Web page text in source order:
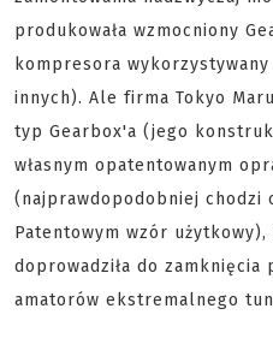
produkowała wzmocniony
kompresora wykorzystywany
innych). Ale firma Tokyo
typ Gearbox'a (jego
własnym opatentowanym
(najprawdopodobniej chodzi
Patentowym wzór
doprowadziła do
amatorów ekstremalnego